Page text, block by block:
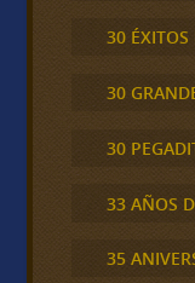
30 ÉXITOS
30
30
33 AÑOS
35